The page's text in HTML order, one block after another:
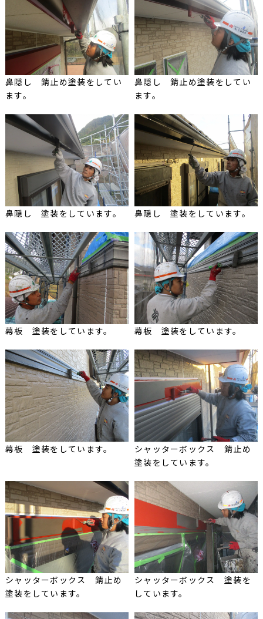
鼻隠し 錆止め塗装をしてい
ます。
鼻隠し 錆止め塗装をしてい
ます。
鼻隠し 塗装をしています。 鼻隠し 塗装をしています。
幕板 塗装をしています。 幕板 塗装をしています。
幕板 塗装をしています。
シャッターボックス 錆止め
塗装をしています。
シャッターボックス 錆止め
塗装をしています。
シャッターボックス 塗装を
しています。